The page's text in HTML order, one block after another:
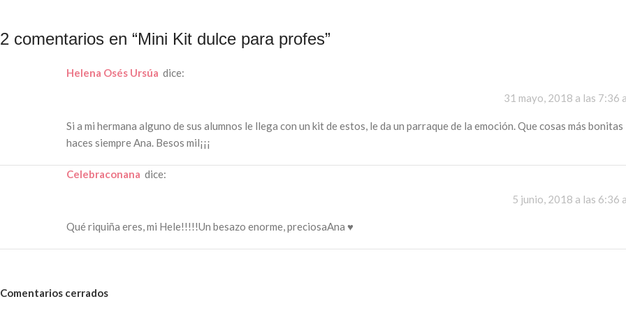
2 comentarios en “Mini Kit dulce para profes”
Helena Osés Ursúa dice:
31 mayo, 2018 a las 7:36
Si a mi hermana alguno de sus alumnos le llega con un kit de estos, le da un parraque de la emoción. Que cosas más bonitas
haces siempre Ana. Besos mil¡¡¡
celebraconana dice:
5 junio, 2018 a las 6:36
Qué riquiña eres, mi Hele!!!!!Un besazo enorme, preciosaAna ♥
Comentarios cerrados